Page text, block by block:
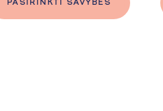
PASIRINKTI SAVYBES